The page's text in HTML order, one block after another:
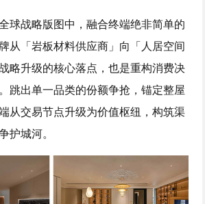
球战略版图中，融合终端绝非简单的
从「岩板材料供应商」向「人居空间
略升级的核心落点，也是重构消费决
跳出单一品类的份额争抢，锚定整屋
从交易节点升级为价值枢纽，构筑渠
护城河。